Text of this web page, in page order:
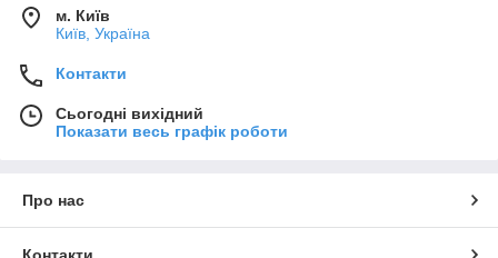
м. Київ
Київ, Україна
Контакти
Сьогодні вихідний
Показати весь графік роботи
Про нас